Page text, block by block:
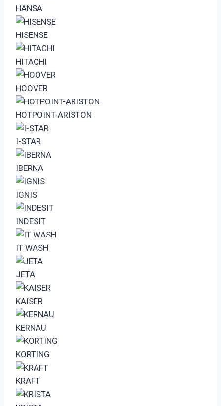
HANSA
HISENSE
HITACHI
HOOVER
HOTPOINT-ARISTON
I-STAR
IBERNA
IGNIS
INDESIT
IT WASH
JETA
KAISER
KERNAU
KORTING
KRAFT